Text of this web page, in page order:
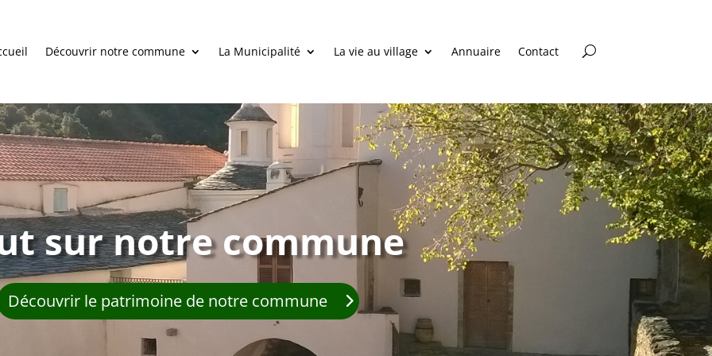
Découvrir notre commune La Municipalité La vie au village Annuaire Contact
sur notre commune
Découvrir le patrimoine de notre commune